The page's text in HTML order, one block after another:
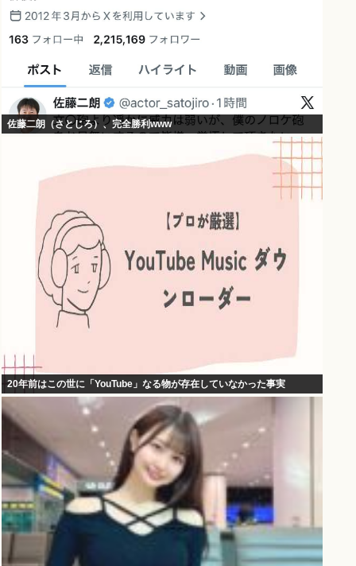
佐藤二朗（さとじろ）、完全勝利www
20年前はこの世に「YouTube」なる物が存在していなかった事実